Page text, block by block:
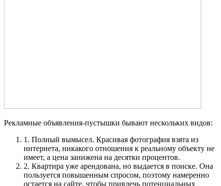
Рекламные объявления-пустышки бывают нескольких видов:
1. Полный вымысел. Красивая фотография взята из
интернета, никакого отношения к реальному объекту не
имеет, а цена занижена на десятки процентов.
2. Квартира уже арендована, но выдается в поиске. Она
пользуется повышенным спросом, поэтому намеренно
остается на сайте, чтобы привлечь потенциальных